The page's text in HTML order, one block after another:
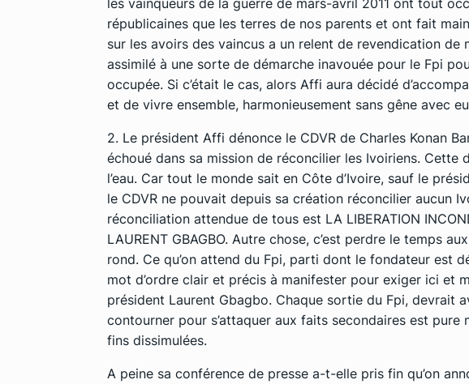
républicaines que les terres de nos parents et ont fait
sur les avoirs des vaincus a un relent de revendication
assimilé à une sorte de démarche inavouée pour le Fpi
occupée. Si c’était le cas, alors Affi aura décidé
et de vivre ensemble, harmonieusement sans gêne avec
2. Le président Affi dénonce le CDVR de Charles Konan
échoué dans sa mission de réconcilier les Ivoiriens. Cette
l’eau. Car tout le monde sait en Côte d’Ivoire, sauf le
le CDVR ne pouvait depuis sa création réconcilier aucun
réconciliation attendue de tous est LA LIBERATION
LAURENT GBAGBO. Autre chose, c’est perdre le temps
rond. Ce qu’on attend du Fpi, parti dont le fondateur est
mot d’ordre clair et précis à manifester pour exiger ici et
président Laurent Gbagbo. Chaque sortie du Fpi, devrait
contourner pour s’attaquer aux faits secondaires est pure
fins dissimulées.
A peine sa conférence de presse a-t-elle pris fin qu’on